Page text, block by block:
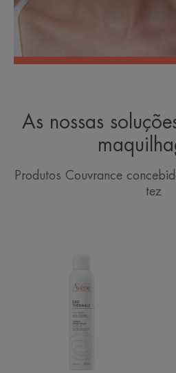
As nossas
Produtos Couvrance
tez
de
termal